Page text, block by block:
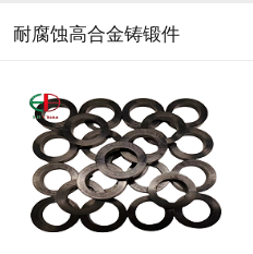
耐腐蚀高合金铸锻件